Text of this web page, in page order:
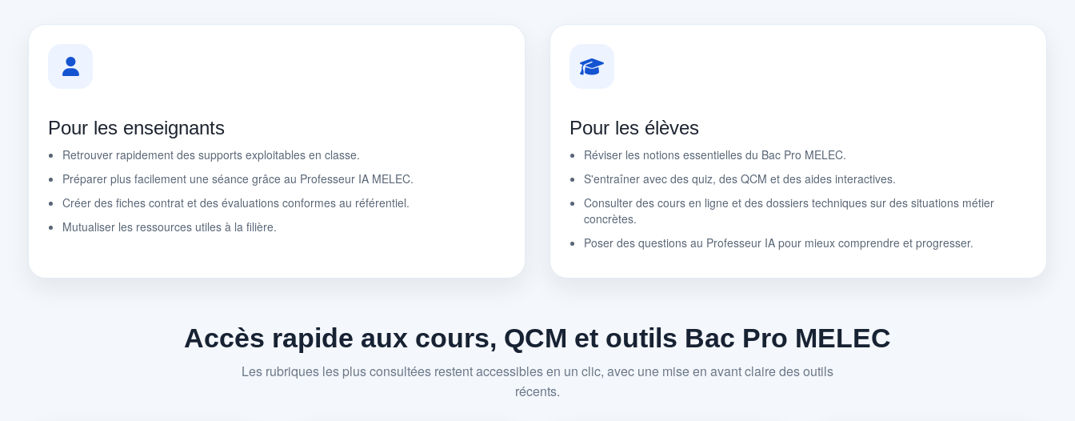
Pour les enseignants
Retrouver rapidement des supports exploitables en classe.
Préparer plus facilement une séance grâce au Professeur IA MELEC.
Créer des fiches contrat et des évaluations conformes au référentiel.
Mutualiser les ressources utiles à la filière.
Pour les élèves
Réviser les notions essentielles du Bac Pro MELEC.
S'entraîner avec des quiz, des QCM et des aides interactives.
Consulter des cours en ligne et des dossiers techniques sur des situations métier
concrètes.
Poser des questions au Professeur IA pour mieux comprendre et progresser.
Accès rapide aux cours, QCM et outils Bac Pro MELEC
Les rubriques les plus consultées restent accessibles en un clic, avec une mise en avant claire des outils
récents.